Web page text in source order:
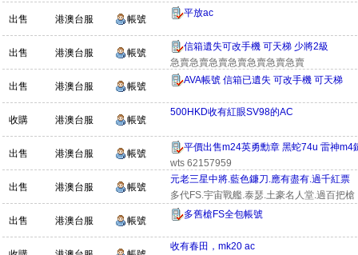
出售 港澳台服 帳號
平放ac
出售 港澳台服 帳號
信箱遺失可改手機 可天梯 少將2級
急賣急賣急賣急賣急賣急賣急賣
出售 港澳台服 帳號
AVA帳號 信箱已遺失 可改手機 可天梯
收購 港澳台服 帳號
500HKD收有紅眼SV98的AC
出售 港澳台服 帳號
平價出售m24英勇勳章 黑蛇74u 雷神m4
wts 62157959
出售 港澳台服 帳號
元老三星中將.藍色鐮刀.應有盡有.過千紅票
多代FS.宇宙戰艦.泰瑟.土豪名人堂.過百把槍
出售 港澳台服 帳號
多舊槍FS全包帳號
收有春田，mk20 ac